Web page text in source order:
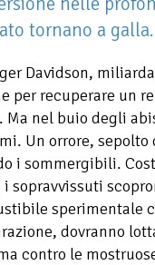
tornano a
Davidson,
per recuperare un
Ma nel buio degli
Un orrore,
i sommergibili.
sopravvissuti
sperimentale
dovranno
contro le